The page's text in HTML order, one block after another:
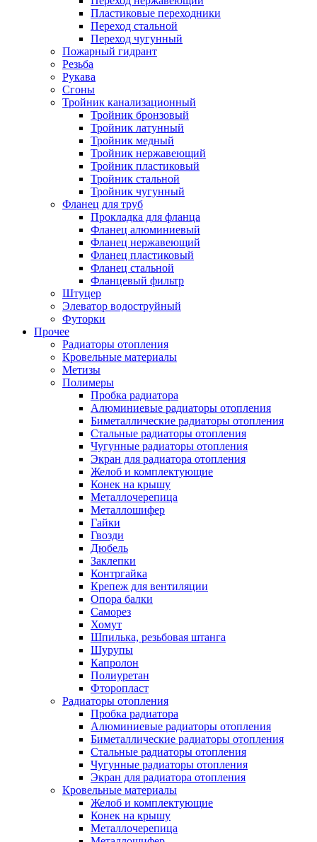
Пластиковые переходники
Переход стальной
Переход чугунный
Пожарный гидрант
Резьба
Рукава
Сгоны
Тройник канализационный
Тройник бронзовый
Тройник латунный
Тройник медный
Тройник нержавеющий
Тройник пластиковый
Тройник стальной
Тройник чугунный
Фланец для труб
Прокладка для фланца
Фланец алюминиевый
Фланец нержавеющий
Фланец пластиковый
Фланец стальной
Фланцевый фильтр
Штуцер
Элеватор водоструйный
Футорки
Прочее
Радиаторы отопления
Кровельные материалы
Метизы
Полимеры
Пробка радиатора
Алюминиевые радиаторы отопления
Биметаллические радиаторы отопления
Стальные радиаторы отопления
Чугунные радиаторы отопления
Экран для радиатора отопления
Желоб и комплектующие
Конек на крышу
Металлочерепица
Металлошифер
Гайки
Гвозди
Дюбель
Заклепки
Контргайка
Крепеж для вентиляции
Опора балки
Саморез
Хомут
Шпилька, резьбовая штанга
Шурупы
Капролон
Полиуретан
Фторопласт
Радиаторы отопления
Пробка радиатора
Алюминиевые радиаторы отопления
Биметаллические радиаторы отопления
Стальные радиаторы отопления
Чугунные радиаторы отопления
Экран для радиатора отопления
Кровельные материалы
Желоб и комплектующие
Конек на крышу
Металлочерепица